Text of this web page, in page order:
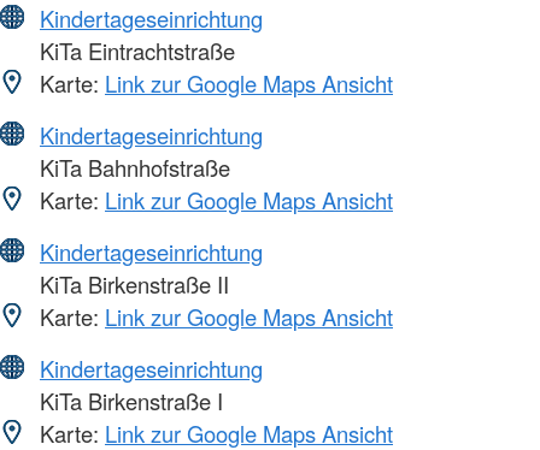
Kindertageseinrichtung
KiTa Eintrachtstraße
Karte: Link zur Google Maps Ansicht
Kindertageseinrichtung
KiTa Bahnhofstraße
Karte: Link zur Google Maps Ansicht
Kindertageseinrichtung
KiTa Birkenstraße II
Karte: Link zur Google Maps Ansicht
Kindertageseinrichtung
KiTa Birkenstraße I
Karte: Link zur Google Maps Ansicht